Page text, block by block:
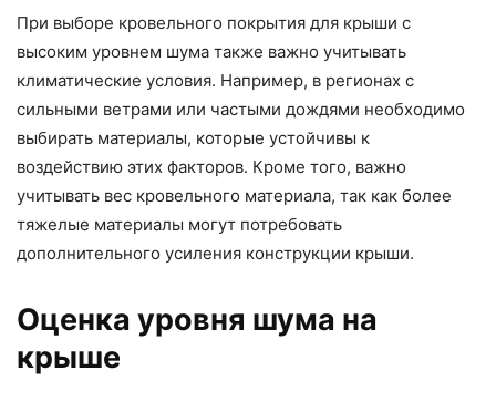
При выборе кровельного покрытия для крыши с
высоким уровнем шума также важно учитывать
климатические условия. Например, в регионах с
сильными ветрами или частыми дождями необходимо
выбирать материалы, которые устойчивы к
воздействию этих факторов. Кроме того, важно
учитывать вес кровельного материала, так как более
тяжелые материалы могут потребовать
дополнительного усиления конструкции крыши.
Оценка уровня шума на
крыше